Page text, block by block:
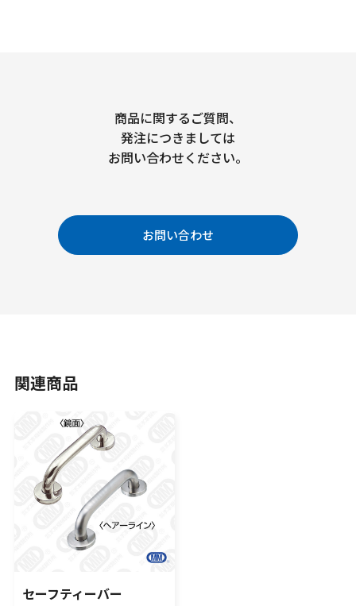
商品に関するご質問、
発注につきましては
お問い合わせください。
お問い合わせ
関連商品
セーフティーバー